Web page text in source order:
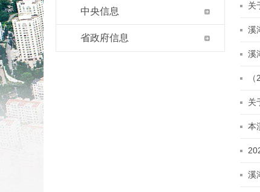
中央信息
省政府信息
关
溪
溪
关
本
溪